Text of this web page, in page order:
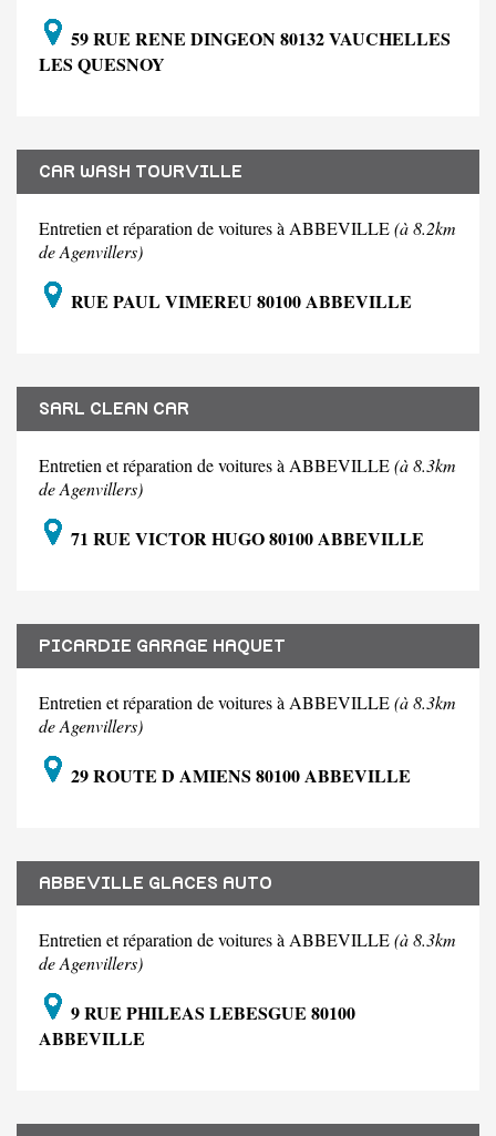
59 RUE RENE DINGEON 80132 VAUCHELLES
LES QUESNOY
CAR WASH TOURVILLE
Entretien et réparation de voitures à ABBEVILLE(à 8.2km
de Agenvillers)
RUE PAUL VIMEREU 80100 ABBEVILLE
SARL CLEAN CAR
Entretien et réparation de voitures à ABBEVILLE(à 8.3km
de Agenvillers)
71 RUE VICTOR HUGO 80100 ABBEVILLE
PICARDIE GARAGE HAQUET
Entretien et réparation de voitures à ABBEVILLE(à 8.3km
de Agenvillers)
29 ROUTE D AMIENS 80100 ABBEVILLE
ABBEVILLE GLACES AUTO
Entretien et réparation de voitures à ABBEVILLE(à 8.3km
de Agenvillers)
9 RUE PHILEAS LEBESGUE 80100
ABBEVILLE